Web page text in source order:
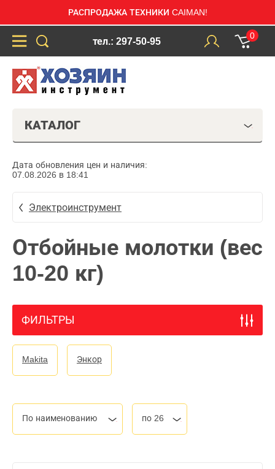
РАСПРОДАЖА ТЕХНИКИ CAIMAN!
тел.: 297-50-95
0
КАТАЛОГ
Дата обновления цен и наличия:
07.08.2026 в 18:41
Электроинструмент
Отбойные молотки (вес
10-20 кг)
ФИЛЬТРЫ
Makita Энкор
По наименованию по 26